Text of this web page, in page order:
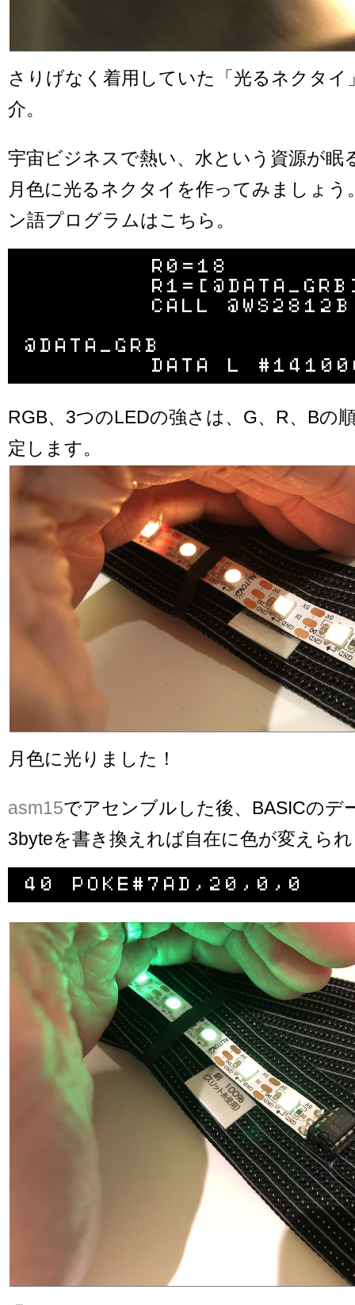
さりげなく着用していた「光るネクタイ
介。
宇宙ビジネスで熱い、水という資源が眠
月色に光るネクタイを作ってみましょ
ン語プログラムはこちら。
@DATA_GRB
RGB、3つのLEDの強さは、G、R、Bの
定します。
月色に光りました！
asm15でアセンブルした後、BASICのデ
3byteを書き換えれば自在に色が変えら